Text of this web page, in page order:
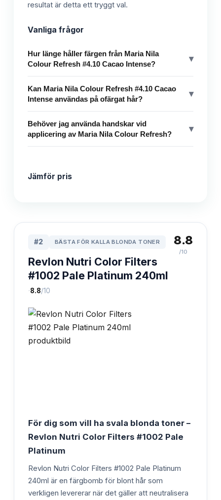
resultat är detta ett tryggt val.
Vanliga frågor
Hur länge håller färgen från Maria Nila
Colour Refresh #4.10 Cacao Intense?
▾
Kan Maria Nila Colour Refresh #4.10 Cacao
Intense användas på ofärgat hår?
▾
Behöver jag använda handskar vid
applicering av Maria Nila Colour Refresh?
▾
Jämför pris
#2 BÄSTA FÖR KALLA BLONDA TONER
Revlon Nutri Color Filters
#1002 Pale Platinum 240ml
·8.8/10
8.8
/10
För dig som vill ha svala blonda toner –
Revlon Nutri Color Filters #1002 Pale
Platinum
Revlon Nutri Color Filters #1002 Pale Platinum
240ml är en färgbomb för blont hår som
verkligen levererar när det gäller att neutralisera